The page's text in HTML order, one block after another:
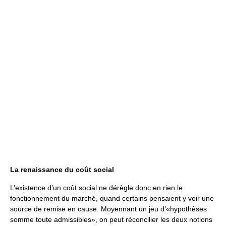
La renaissance du coût social
L’existence d’un coût social ne dérègle donc en rien le
fonctionnement du marché, quand certains pensaient y voir une
source de remise en cause. Moyennant un jeu d’«hypothèses
somme toute admissibles», on peut réconcilier les deux notions